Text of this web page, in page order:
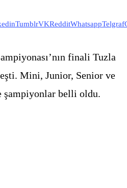
TumblrVKRedditWhatsappTelgraf
finali Tuzla
Mini, Junior, Senior ve
şampiyonlar belli oldu.